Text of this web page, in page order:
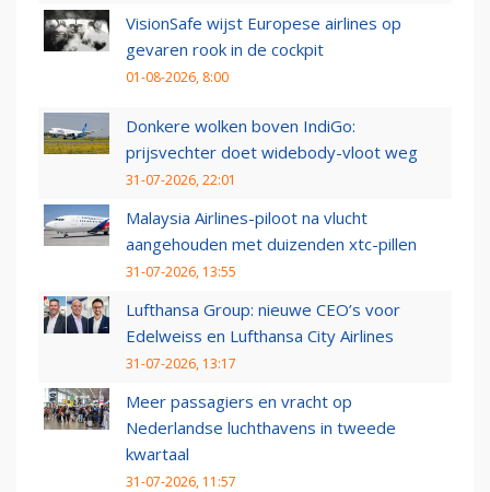
VisionSafe wijst Europese airlines op
gevaren rook in de cockpit
01-08-2026, 8:00
Donkere wolken boven IndiGo:
prijsvechter doet widebody-vloot weg
31-07-2026, 22:01
Malaysia Airlines-piloot na vlucht
aangehouden met duizenden xtc-pillen
31-07-2026, 13:55
Lufthansa Group: nieuwe CEO’s voor
Edelweiss en Lufthansa City Airlines
31-07-2026, 13:17
Meer passagiers en vracht op
Nederlandse luchthavens in tweede
kwartaal
31-07-2026, 11:57